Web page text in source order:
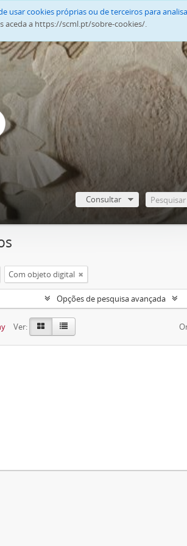
cookies próprias ou de terceiros para
aceda a https://scml.pt/sobre-cookies/.
Consultar
Com objeto digital
Opções de pesquisa avançada
Ver: